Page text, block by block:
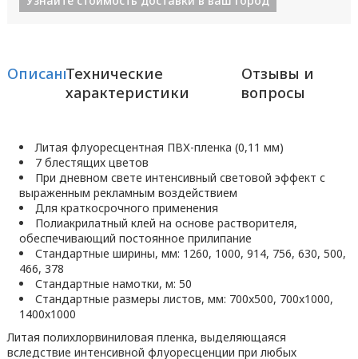
ОписаниеТехнические
характеристики
Отзывы и
вопросы
Литая флуоресцентная ПВХ-пленка (0,11 мм)
7 блестящих цветов
При дневном свете интенсивный световой эффект с
выраженным рекламным воздействием
Для краткосрочного применения
Полиакрилатный клей на основе растворителя,
обеспечивающий постоянное прилипание
Стандартные ширины, мм: 1260, 1000, 914, 756, 630, 500,
466, 378
Стандартные намотки, м: 50
Стандартные размеры листов, мм: 700x500, 700x1000,
1400x1000
Литая полихлорвиниловая пленка, выделяющаяся
вследствие интенсивной флуоресценции при любых